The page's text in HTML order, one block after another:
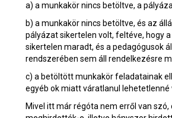
a) a munkakör nincs betöltve, a
b) a munkakör nincs betöltve, és az
pályázat sikertelen volt, feltéve, hogy
sikertelen maradt, és a pedagógusok
rendszerében sem áll rendelkezésre
c) a betöltött munkakör feladatainak
egyéb ok miatt váratlanul lehetetlenné
Mivel itt már régóta nem erről van